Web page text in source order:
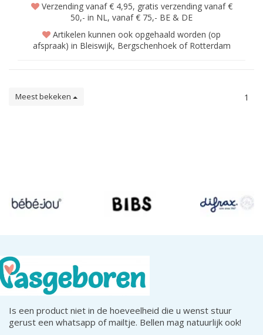
Verzending vanaf € 4,95, gratis verzending vanaf €
50,- in NL, vanaf € 75,- BE & DE
Artikelen kunnen ook opgehaald worden (op
afspraak) in Bleiswijk, Bergschenhoek of Rotterdam
Meest bekeken 1
Is een product niet in de hoeveelheid die u wenst stuur
gerust een whatsapp of mailtje. Bellen mag natuurlijk ook!